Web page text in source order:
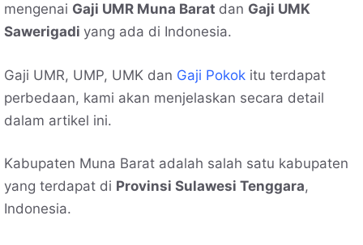
mengenai Gaji UMR Muna Barat dan Gaji UMK
Sawerigadi yang ada di Indonesia.
Gaji UMR, UMP, UMK dan Gaji Pokok itu terdapat
perbedaan, kami akan menjelaskan secara detail
dalam artikel ini.
Kabupaten Muna Barat adalah salah satu kabupaten
yang terdapat di Provinsi Sulawesi Tenggara,
Indonesia.